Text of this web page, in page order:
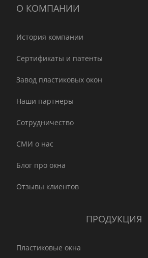
О КОМПАНИИ
История компании
Сертификаты и патенты
Завод пластиковых окон
Наши партнеры
Сотрудничество
СМИ о нас
Блог про окна
Отзывы клиентов
ПРОДУКЦИЯ
Пластиковые окна